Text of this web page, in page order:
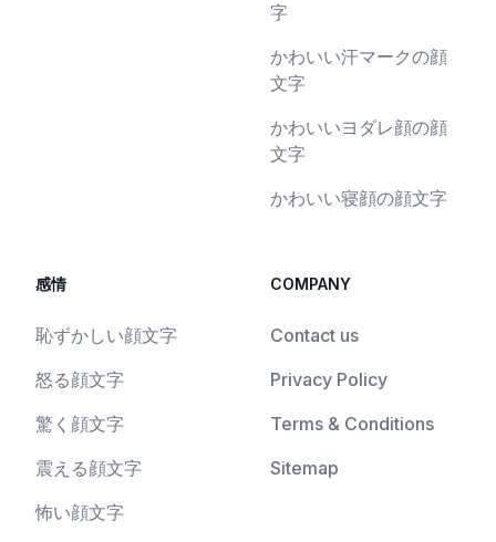
字
かわいい汗マークの顔
文字
かわいいヨダレ顔の顔
文字
かわいい寝顔の顔文字
感情
恥ずかしい顔文字
怒る顔文字
驚く顔文字
震える顔文字
怖い顔文字
COMPANY
Contact us
Privacy Policy
Terms & Conditions
Sitemap